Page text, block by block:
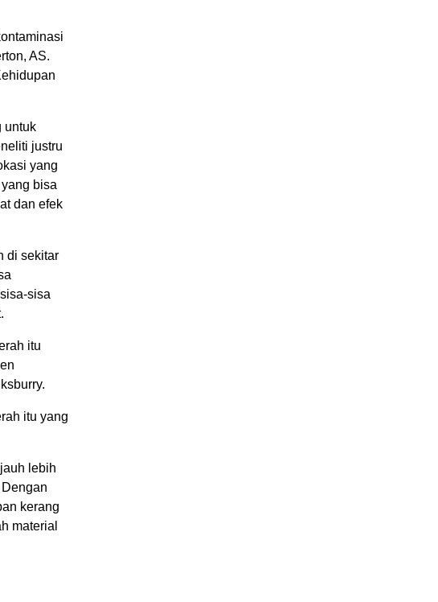
AS.
untuk
justru
yang
bisa
dan efek
di sekitar
sisa
itu
itu yang
lebih
kerang
material